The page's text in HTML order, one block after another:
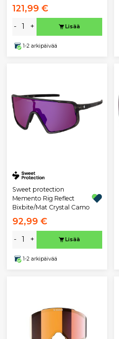
121,99 €
- + Lisää
1-2 arkipäivää
Sweet protection
Memento Rig Reflect
Bixbite/Mat Crystal Camo
92,99 €
- + Lisää
1-2 arkipäivää